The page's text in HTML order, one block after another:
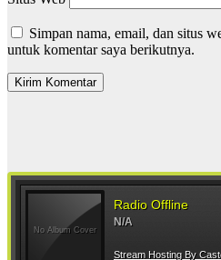
Simpan nama, email, dan situs
untuk komentar saya berikutnya.